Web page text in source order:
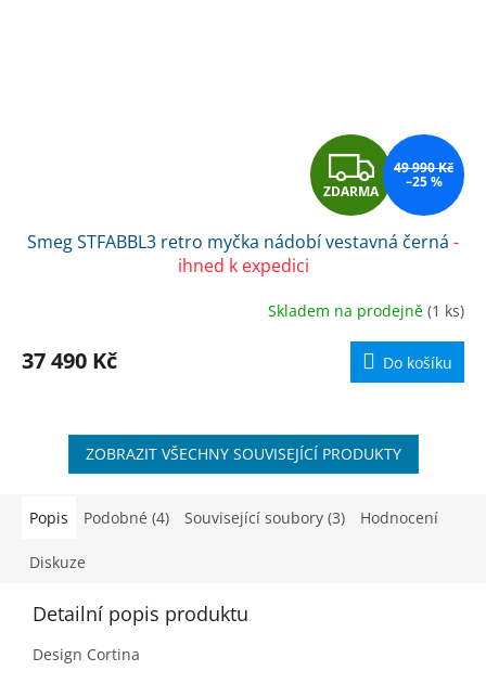
Z
D
A
R
M
A
ZDARMA
49 990 Kč
–25 %
Smeg STFABBL3 retro myčka nádobí vestavná černá -
ihned k expedici
Skladem na prodejně (1 ks)
37 490 Kč Do košíku
ZOBRAZIT VŠECHNY SOUVISEJÍCÍ PRODUKTY
Popis Podobné (4) Související soubory (3) Hodnocení
Diskuze
Detailní popis produktu
Design Cortina​